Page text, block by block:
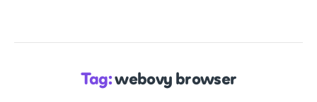
Tag:webovy browser